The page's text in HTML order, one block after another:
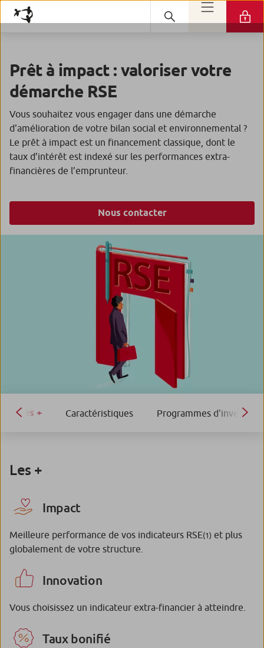
Prêt à impact : valoriser votre
démarche RSE
Vous souhaitez vous engager dans une démarche
d'amélioration de votre bilan social et environnemental ?
Le prêt à impact est un financement classique, dont le
taux d’intérêt est indexé sur les performances extra-
financières de l’emprunteur.
Nous contacter
Les + Caractéristiques Programmes
Les +
Impact
Meilleure performance de vos indicateurs RSE(1) et plus
globalement de votre structure.
Innovation
Vous choisissez un indicateur extra-financier à atteindre.
Taux bonifié